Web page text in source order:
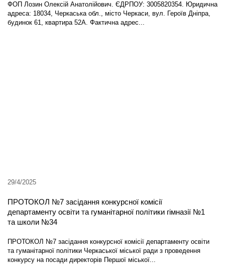
ФОП Лозин Олексій Анатолійович. ЄДРПОУ: 3005820354. Юридична
адреса: 18034, Черкаська обл., місто Черкаси, вул. Героїв Дніпра,
будинок 61, квартира 52А. Фактична адрес...
29/4/2025
ПРОТОКОЛ №7 засідання конкурсної комісії
департаменту освіти та гуманітарної політики гімназії №1
та школи №34
ПРОТОКОЛ №7 засідання конкурсної комісії департаменту освіти
та гуманітарної політики Черкаської міської ради з проведення
конкурсу на посади директорів Першої міської...